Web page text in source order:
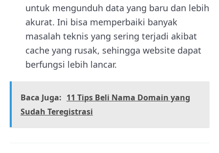
untuk mengunduh data yang baru dan lebih
akurat. Ini bisa memperbaiki banyak
masalah teknis yang sering terjadi akibat
cache yang rusak, sehingga website dapat
berfungsi lebih lancar.
Baca Juga: 11 Tips Beli Nama Domain yang
Sudah Teregistrasi